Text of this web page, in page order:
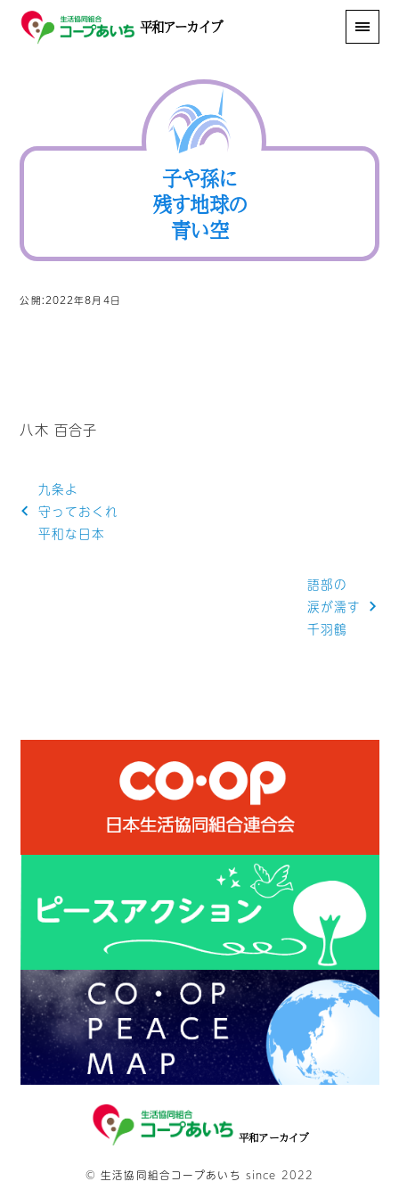
平和アーカイブ
子や孫に
残す地球の
青い空
公開:2022年8月4日
八木 百合子
稿
ン
九条よ
守っておくれ
平和な日本
語部の
涙が濡す
千羽鶴
平和アーカイブ
©生活協同組合コープあいち since 2022